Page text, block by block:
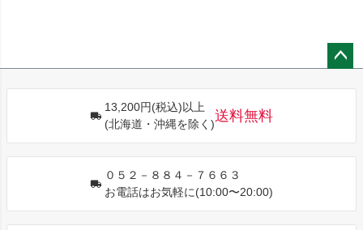
13,200円(税込)以上
(北海道・沖縄を除く)
送料無料
０５２－８８４－７６６３
お電話はお気軽に(10:00〜20:00)